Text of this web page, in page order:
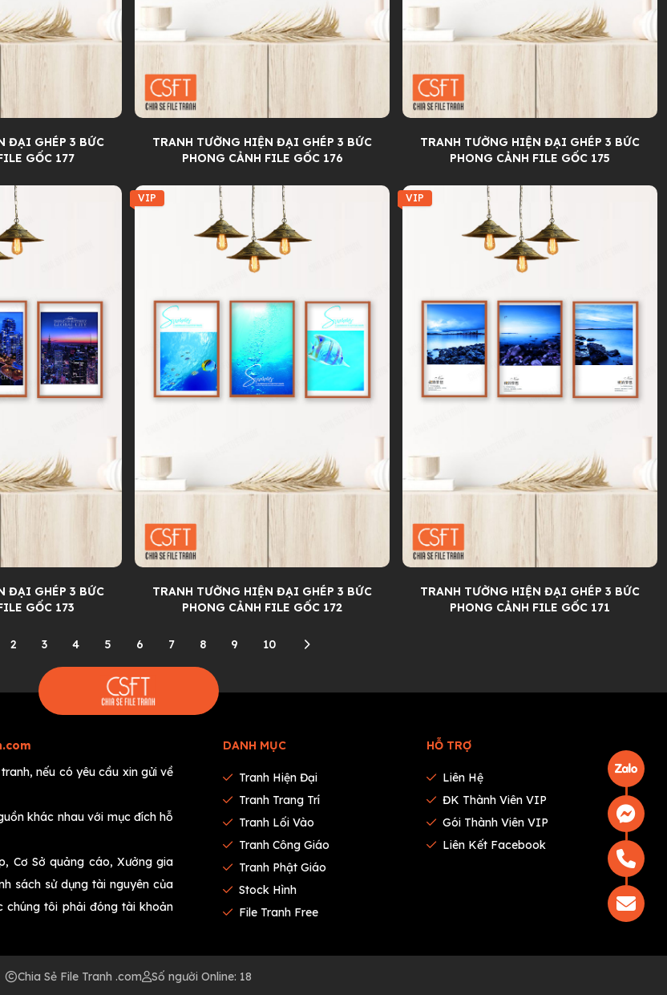
ĐẠI GHÉP 3 BỨC
GỐC 177
TRANH TƯỜNG HIỆN ĐẠI GHÉP 3 BỨC
PHONG CẢNH FILE GỐC 176
TRANH TƯỜNG HIỆN ĐẠI GHÉP 3 BỨC
PHONG CẢNH FILE GỐC 175
ĐẠI GHÉP 3 BỨC
GỐC 173
VIP
TRANH TƯỜNG HIỆN ĐẠI GHÉP 3 BỨC
PHONG CẢNH FILE GỐC 172
VIP
TRANH TƯỜNG HIỆN ĐẠI GHÉP 3 BỨC
PHONG CẢNH FILE GỐC 171
2 3 4 5 6 7 8 9 10
nếu có yêu cầu xin gửi về
khác nhau với mục đích hỗ
Cơ Sở quảng cáo, Xưởng gia
sách sử dụng tài nguyên của
chúng tôi phải đóng tài khoản
DANH MỤC
Tranh Hiện Đại
Tranh Trang Trí
Tranh Lối Vào
Tranh Công Giáo
Tranh Phật Giáo
Stock Hình
File Tranh Free
HỖ TRỢ
Liên Hệ
ĐK Thành Viên VIP
Gói Thành Viên VIP
Liên Kết Facebook
Chia Sẻ File Tranh .com Số người Online: 18